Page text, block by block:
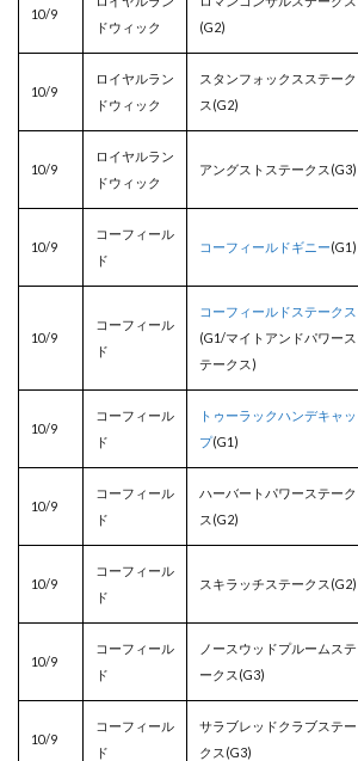
10/9
ドウィック
(G2)
10/9
ロイヤルラン
ドウィック
スタンフォックスステーク
ス(G2)
10/9
ロイヤルラン
ドウィック
アングストステークス(G3)
10/9
コーフィール
ド
コーフィールドギニー(G1)
10/9
コーフィール
ド
コーフィールドステークス
(G1/マイトアンドパワース
テークス)
10/9
コーフィール
ド
トゥーラックハンデキャッ
プ(G1)
10/9
コーフィール
ド
ハーバートパワーステーク
ス(G2)
10/9
コーフィール
ド
スキラッチステークス(G2)
10/9
コーフィール
ド
ノースウッドプルームステ
ークス(G3)
10/9
コーフィール
ド
サラブレッドクラブステー
クス(G3)